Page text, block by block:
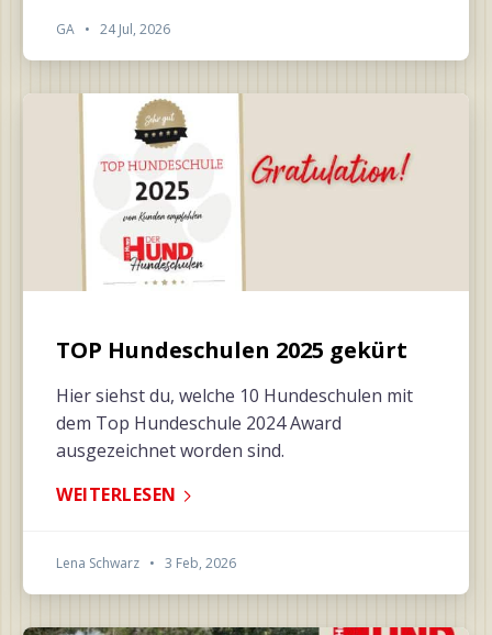
GA • 24 Jul, 2026
TOP Hundeschulen 2025 gekürt
Hier siehst du, welche 10 Hundeschulen mit
dem Top Hundeschule 2024 Award
ausgezeichnet worden sind.
WEITERLESEN
Lena Schwarz • 3 Feb, 2026